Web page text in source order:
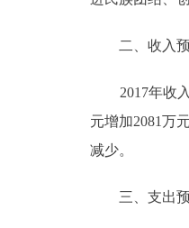
二、收入预
2017年收入
元增加2081万
减少。
三、支出预